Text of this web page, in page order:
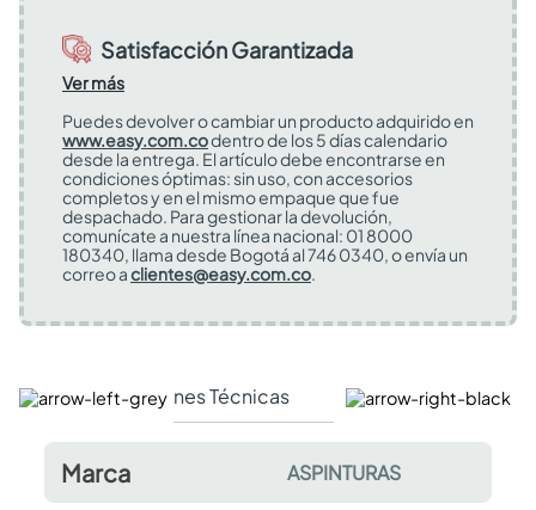
Satisfacción Garantizada
Ver más
Puedes devolver o cambiar un producto adquirido en
www.easy.com.codentro de los 5 días calendario
desde la entrega. El artículo debe encontrarse en
condiciones óptimas: sin uso, con accesorios
completos y en el mismo empaque que fue
despachado. Para gestionar la devolución,
comunícate a nuestra línea nacional: 01 8000
180340, llama desde Bogotá al 746 0340, o envía un
correo aclientes@easy.com.co.
Especificaciones Técnicas Comentarios y
Marca ASPINTURAS